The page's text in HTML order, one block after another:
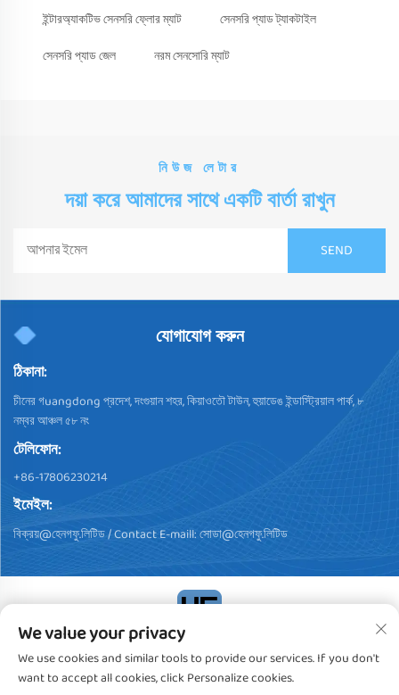
ইন্টারঅ্যাকটিভ সেনসরি ফ্লোর ম্যাট
সেনসরি প্যাড ট্যাকটাইল
সেনসরি প্যাড জেল
নরম সেনসোরি ম্যাট
নিউজ লেটার
দয়া করে আমাদের সাথে একটি বার্তা রাখুন
যোগাযোগ করুন
ঠিকানা:
চীনের গuangdong প্রদেশ, দংগুয়ান শহর, কিয়াওতৌ টাউন, হুয়াডেঙ ইন্ডাস্ট্রিয়াল পার্ক, ৮
নম্বর আঞ্চল ৫৮ নং
টেলিফোন:
+86-17806230214
ইমেইল:
বিক্রয়@হেনগফু.লিটিড/ Contact E-maill:সোডা@হেনগফু.লিটিড
কপিরাইট © 2024, ডংগুয়ান হেন্গফু প্লাস্টিক প্রোডাক্টস কো., লিমিটেড। সব অধিকার
সংরক্ষিতগোপনীয়তা নীতি
We value your privacy
We use cookies and similar tools to provide our services. If you don't
want to accept all cookies, click Personalize cookies.